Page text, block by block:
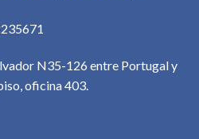
N35-126 entre Portugal y
oficina 403.